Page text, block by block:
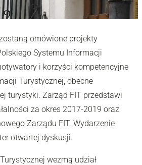
omówione projekty
Systemu Informacji
i korzyści kompetencyjne
Turystycznej, obecne
turystyki. Zarząd FIT przedstawi
za okres 2017-2019 oraz
Zarządu FIT. Wydarzenie
otwartej dyskusji.
wezmą udział